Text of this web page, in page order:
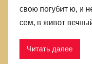
свою погубит ю, и
сем, в живот
Читать далее